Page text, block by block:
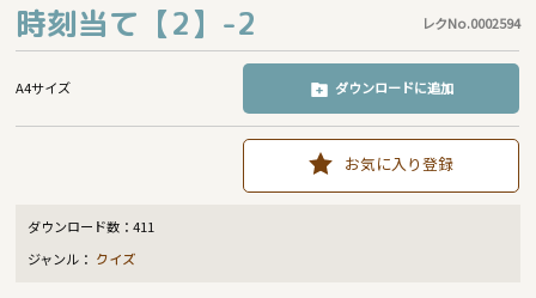
時刻当て【2】-2 レクNo.0002594
A4サイズ ダウンロードに追加
お気に入り登録
ダウンロード数：411
ジャンル： クイズ